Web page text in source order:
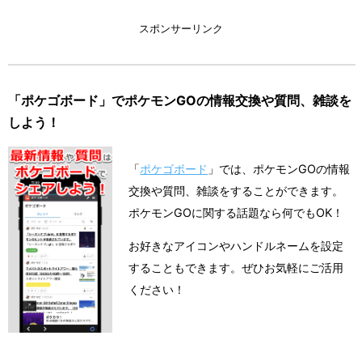
スポンサーリンク
「ポケゴボード」でポケモンGOの情報交換や質問、雑談を
しよう！
「ポケゴボード 」では、ポケモンGOの情報
交換や質問、雑談をすることができます。
ポケモンGOに関する話題なら何でもOK！
お好きなアイコンやハンドルネームを設定
することもできます。ぜひお気軽にご活用
ください！